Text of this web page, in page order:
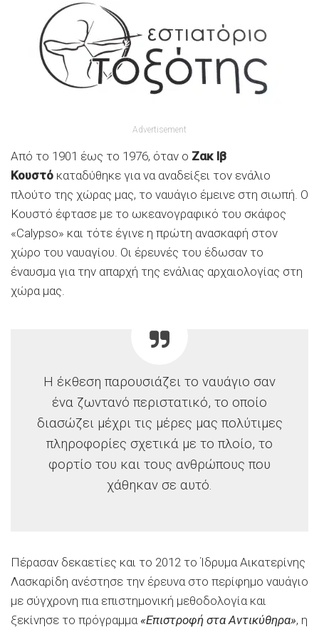
Advertisement
Από το 1901 έως το 1976, όταν ο Ζακ Ιβ
Κουστό καταδύθηκε για να αναδείξει τον ενάλιο
πλούτο της χώρας μας, το ναυάγιο έμεινε στη σιωπή. Ο
Κουστό έφτασε με το ωκεανογραφικό του σκάφος
«Calypso» και τότε έγινε η πρώτη ανασκαφή στον
χώρο του ναυαγίου. Οι έρευνές του έδωσαν το
έναυσμα για την απαρχή της ενάλιας αρχαιολογίας στη
χώρα μας.
Η έκθεση παρουσιάζει το ναυάγιο σαν
ένα ζωντανό περιστατικό, το οποίο
διασώζει μέχρι τις μέρες μας πολύτιμες
πληροφορίες σχετικά με το πλοίο, το
φορτίο του και τους ανθρώπους που
χάθηκαν σε αυτό.
Πέρασαν δεκαετίες και το 2012 το Ίδρυμα Αικατερίνης
Λασκαρίδη ανέστησε την έρευνα στο περίφημο ναυάγιο
με σύγχρονη πια επιστημονική μεθοδολογία και
ξεκίνησε το πρόγραμμα «Επιστροφή στα Αντικύθηρα», η